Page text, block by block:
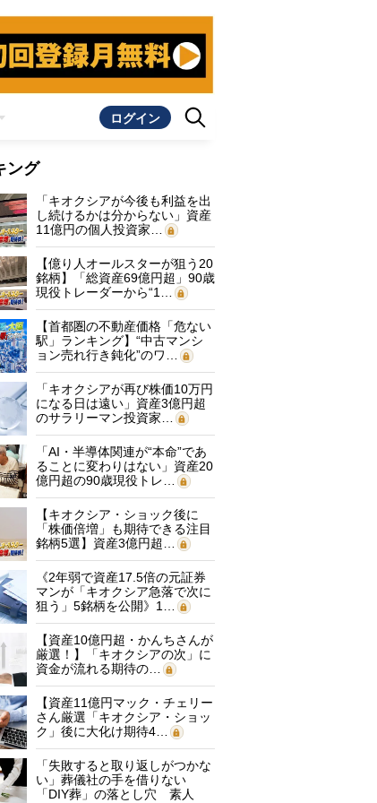
ログイン
ング
「キオクシアが今後も利益を出
し続けるかは分からない」資産
11億円の個人投資家…
【億り人オールスターが狙う20
銘柄】「総資産69億円超」90歳
現役トレーダーから“1…
【首都圏の不動産価格「危ない
駅」ランキング】“中古マンシ
ョン売れ行き鈍化”のワ…
「キオクシアが再び株価10万円
になる日は遠い」資産3億円超
のサラリーマン投資家…
「AI・半導体関連が“本命”であ
ることに変わりはない」資産20
億円超の90歳現役トレ…
【キオクシア・ショック後に
「株価倍増」も期待できる注目
銘柄5選】資産3億円超…
《2年弱で資産17.5倍の元証券
マンが「キオクシア急落で次に
狙う」5銘柄を公開》1…
【資産10億円超・かんちさんが
厳選！】「キオクシアの次」に
資金が流れる期待の…
【資産11億円マック・チェリー
さん厳選「キオクシア・ショッ
ク」後に大化け期待4…
「失敗すると取り返しがつかな
い」葬儀社の手を借りない
「DIY葬」の落とし穴 素人